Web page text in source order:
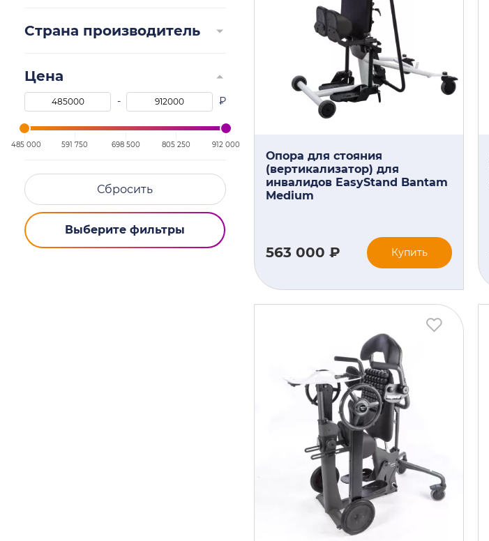
Страна производитель
Цена
- ₽
485 000 591 750 698 500 805 250 912 000
Сбросить
Выберите фильтры
Опора для стояния
(вертикализатор) для
инвалидов EasyStand Bantam
Medium
563 000 ₽ Купить